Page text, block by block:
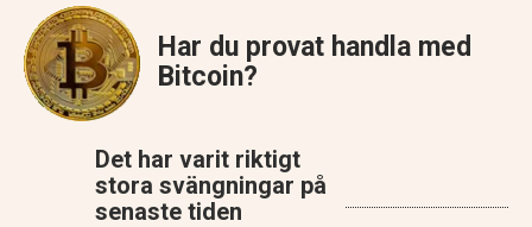
Har du provat handla med
Bitcoin?
Det har varit riktigt
stora svängningar på
senaste tiden